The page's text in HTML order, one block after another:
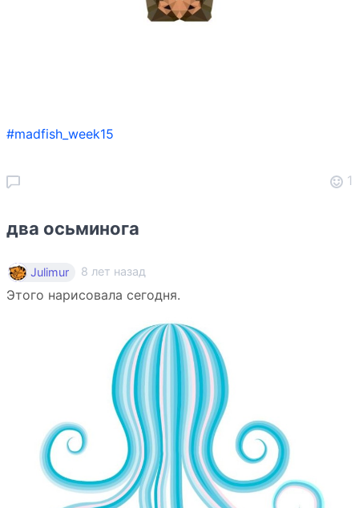
#madfish_week15
1
два осьминога
Julimur 8 лет назад
Этого нарисовала сегодня.